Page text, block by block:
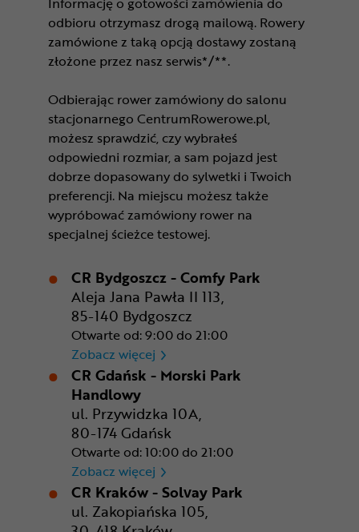
odbioru otrzymasz drogą mailową. Rowery
zamówione z taką opcją dostawy zostaną
złożone przez nasz serwis*/**.
Odbierając rower zamówiony do salonu
stacjonarnego CentrumRowerowe.pl,
możesz sprawdzić, czy wybrałeś
odpowiedni rozmiar, a sam pojazd jest
dobrze dopasowany do sylwetki i Twoich
preferencji. Na miejscu możesz także
wypróbować zamówiony rower na
specjalnej ścieżce testowej.
CR Bydgoszcz - Comfy Park
Aleja Jana Pawła II 113,
85-140 Bydgoszcz
Otwarte od: 9:00 do 21:00
Zobacz więcej CR Bydgoszcz - Comfy Park
CR Gdańsk - Morski Park
Handlowy
ul. Przywidzka 10A,
80-174 Gdańsk
Otwarte od: 10:00 do 21:00
Zobacz więcej CR Gdańsk - Morski Park
CR Kraków - Solvay Park
ul. Zakopiańska 105,